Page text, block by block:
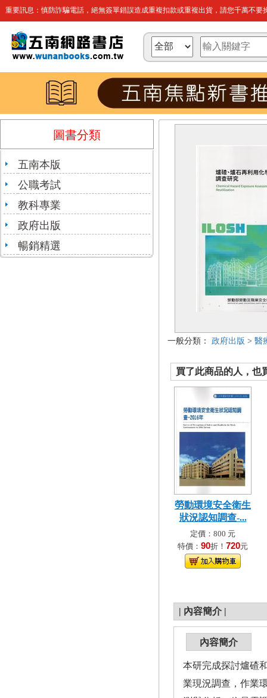
重要訊息：慎防詐騙電話，絕無簽單錯誤造成重複扣款或重複出貨，請您千萬不要
圖書分類
五南本版
公職考試
教科專業
政府出版
暢銷精選
一般分類： 政府出版 > 醫
買了此商品的人，也
勞動環境安全衛生
狀況認知調查-...
定價：800 元
特價： 90折！ 720元
| 內容簡介 |
內容簡介
本研完成探討爐碴
業現況調查，作業